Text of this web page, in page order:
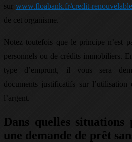
sur www.floabank.fr/credit-renouvelable
de cet organisme.
Notez toutefois que le principe n’est
personnels ou de crédits immobiliers.
type d’emprunt, il vous sera
documents justificatifs sur
l’argent.
Dans quelles situations
une demande de prêt